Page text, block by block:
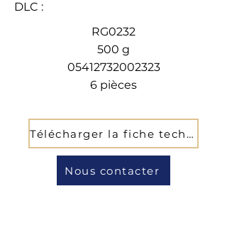
DLC :
RG0232
500 g
05412732002323
6 pièces
Télécharger la fiche technique
Nous contacter